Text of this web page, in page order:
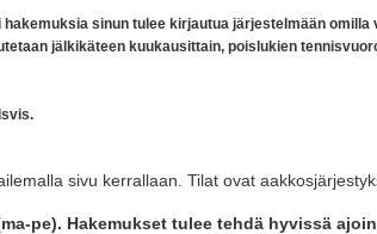
sinun tulee kirjautua järjestelmään
jälkikäteen kuukausittain, poislukien
sivu kerrallaan. Tilat ovat
pe). Hakemukset tulee tehdä hyvissä